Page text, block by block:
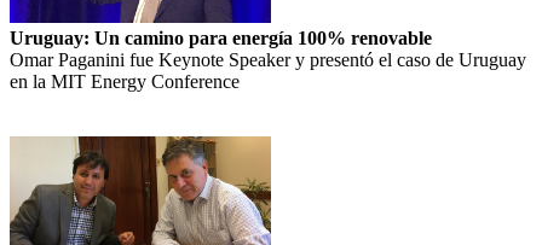
Uruguay: Un camino para energía 100% renovable
Omar Paganini fue Keynote Speaker y presentó el caso de Uruguay
en la MIT Energy Conference